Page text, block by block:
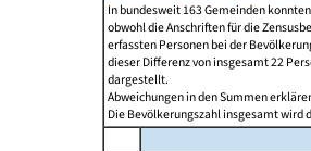
In bundesweit 163 Gemeinden
obwohl die Anschriften für die
erfassten Personen bei der
dieser Differenz von insgesamt 22
dargestellt.
Abweichungen in den Summen
Die Bevölkerungszahl insgesamt